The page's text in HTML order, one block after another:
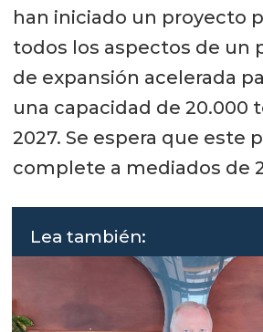
han iniciado un proyecto
todos los aspectos de un
de expansión acelerada
una capacidad de 20.000
2027. Se espera que este
complete a mediados de
Lea también: